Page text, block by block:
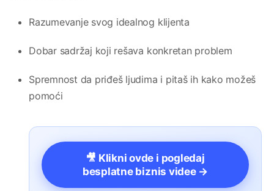
Razumevanje svog idealnog klijenta
Dobar sadržaj koji rešava konkretan problem
Spremnost da priđeš ljudima i pitaš ih kako možeš
pomoći
🎥 Klikni ovde i pogledaj
besplatne biznis videe →